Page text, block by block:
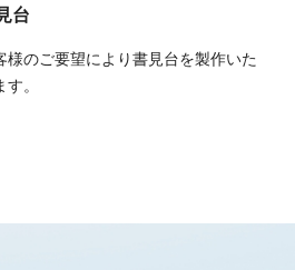
台
様のご要望により書見台を製作いた
す。